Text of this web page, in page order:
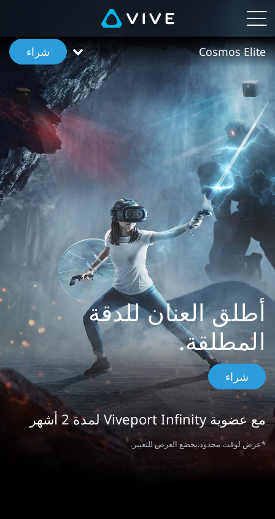
نظرة
عامة
على
VIVE
Cosmos
Elite
|
VIVE™
Middle
East
Arabic
Cosmos Elite شراء
أطلق العنان للدقة
المطلقة.
شراء
مع عضوية Viveport Infinity لمدة 2 أشهر
*عرض لوقت محدود.يخضع العرض للتغيير.